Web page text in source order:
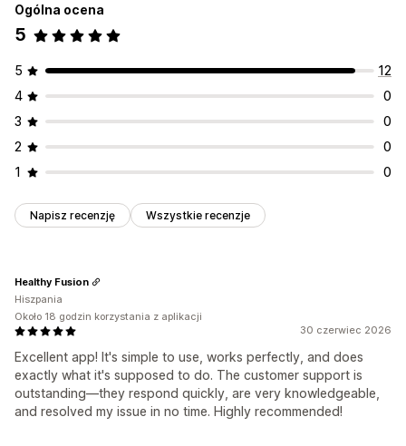
Ogólna ocena
5
5
12
4
0
3
0
2
0
1
0
Napisz recenzję Wszystkie recenzje
30 czerwiec 2026
Excellent app! It's simple to use, works perfectly, and does
exactly what it's supposed to do. The customer support is
outstanding—they respond quickly, are very knowledgeable,
and resolved my issue in no time. Highly recommended!
Healthy Fusion
Hiszpania
Około 18 godzin korzystania z aplikacji